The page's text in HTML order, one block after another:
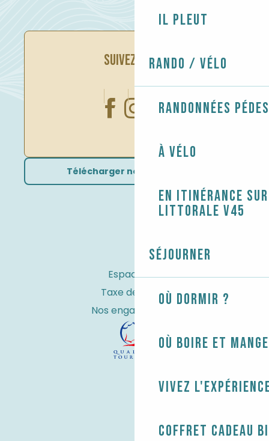
Il pleut
Rando / Vélo
Randonnées
À vélo
En itinérance
littorale V45
Séjourner
Où dormir ?
Où boire et
Vivez
Coffret cadeau
SUIVEZ-NOUS
Télécharger nos brochures
Espace Pro
Taxe de séjour
Nos engagements